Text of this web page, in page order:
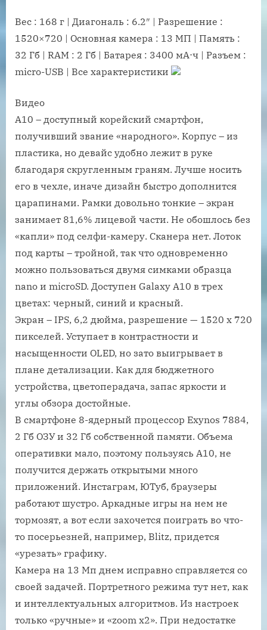
Вес : 168 г | Диагональ : 6.2″ | Разрешение :
1520×720 | Основная камера : 13 МП | Память :
32 Гб | RAM : 2 Гб | Батарея : 3400 мА⋅ч | Разъем :
micro-USB | Все характеристики
Видео
A10 – доступный корейский смартфон,
получивший звание «народного». Корпус – из
пластика, но девайс удобно лежит в руке
благодаря скругленным граням. Лучше носить
его в чехле, иначе дизайн быстро дополнится
царапинами. Рамки довольно тонкие – экран
занимает 81,6% лицевой части. Не обошлось без
«капли» под селфи-камеру. Сканера нет. Лоток
под карты – тройной, так что одновременно
можно пользоваться двумя симками образца
nano и microSD. Доступен Galaxy A10 в трех
цветах: черный, синий и красный.
Экран – IPS, 6,2 дюйма, разрешение — 1520 х 720
пикселей. Уступает в контрастности и
насыщенности OLED, но зато выигрывает в
плане детализации. Как для бюджетного
устройства, цветоперадача, запас яркости и
углы обзора достойные.
В смартфоне 8-ядерный процессор Exynos 7884,
2 Гб ОЗУ и 32 Гб собственной памяти. Объема
оперативки мало, поэтому пользуясь A10, не
получится держать открытыми много
приложений. Инстаграм, ЮТуб, браузеры
работают шустро. Аркадные игры на нем не
тормозят, а вот если захочется поиграть во что-
то посерьезней, например, Blitz, придется
«урезать» графику.
Камера на 13 Мп днем исправно справляется со
своей задачей. Портретного режима тут нет, как
и интеллектуальных алгоритмов. Из настроек
только «ручные» и «zoom x2». При недостатке